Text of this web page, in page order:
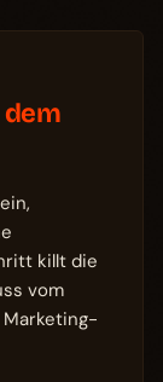
dem
killt die
vom
Marketing-